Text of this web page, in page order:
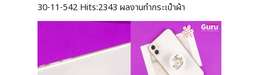
30-11-542 Hits:2343 ผลงานทำกระเป๋าผ้า